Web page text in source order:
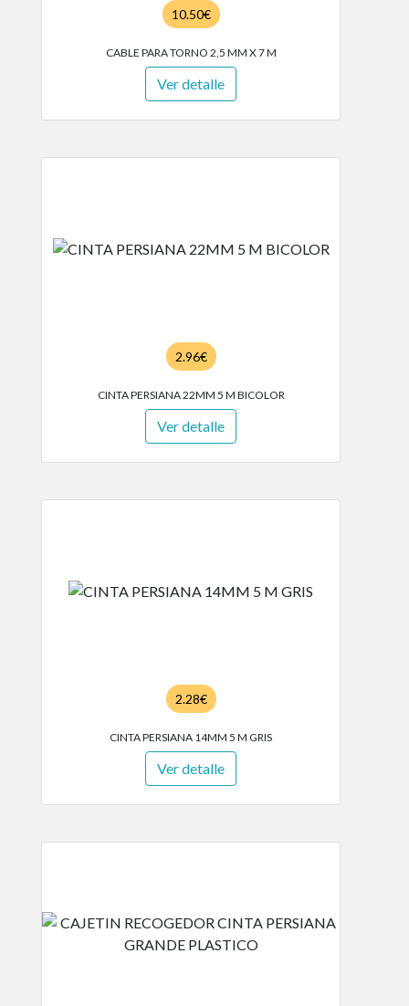
10.50€
CABLE PARA TORNO 2,5 MM X 7 M
Ver detalle
2.96€
CINTA PERSIANA 22MM 5 M BICOLOR
Ver detalle
2.28€
CINTA PERSIANA 14MM 5 M GRIS
Ver detalle